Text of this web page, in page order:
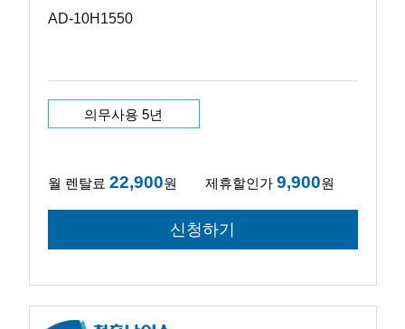
AD-10H1550
의무사용 5년
월 렌탈료 22,900원 제휴할인가9,900원